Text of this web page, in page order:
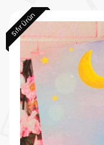
Sıfır Ürün